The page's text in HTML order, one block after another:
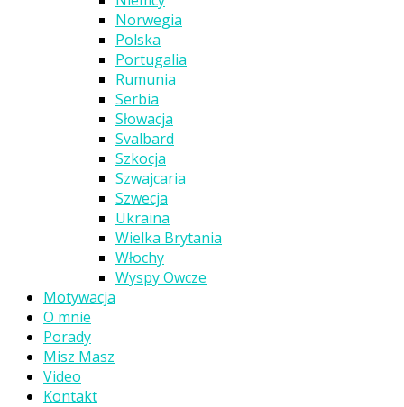
Norwegia
Polska
Portugalia
Rumunia
Serbia
Słowacja
Svalbard
Szkocja
Szwajcaria
Szwecja
Ukraina
Wielka Brytania
Włochy
Wyspy Owcze
Motywacja
O mnie
Porady
Misz Masz
Video
Kontakt